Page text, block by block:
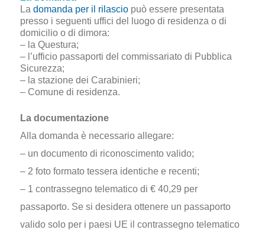
La domanda per il rilascio può essere presentata
presso i seguenti uffici del luogo di residenza o di
domicilio o di dimora:
– la Questura;
– l’ufficio passaporti del commissariato di Pubblica
Sicurezza;
– la stazione dei Carabinieri;
– Comune di residenza.
La documentazione
Alla domanda è necessario allegare:
– un documento di riconoscimento valido;
– 2 foto formato tessera identiche e recenti;
– 1 contrassegno telematico di € 40,29 per
passaporto. Se si desidera ottenere un passaporto
valido solo per i paesi UE il contrassegno telematico